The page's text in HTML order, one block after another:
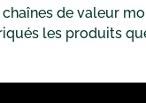
chaînes de valeur
les produits